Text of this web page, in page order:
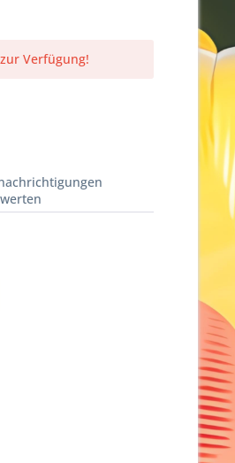
Verfügung!